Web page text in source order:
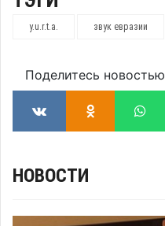
y.u.r.t.a. звук евразии
Поделитесь новостью
НОВОСТИ